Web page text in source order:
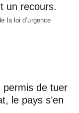
un recours.
la loi d’urgence
permis de tuer
le pays s’en